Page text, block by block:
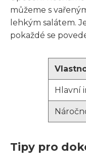
můžeme s
lehkým salátem.
pokaždé se
Hlavní
Tipy pro